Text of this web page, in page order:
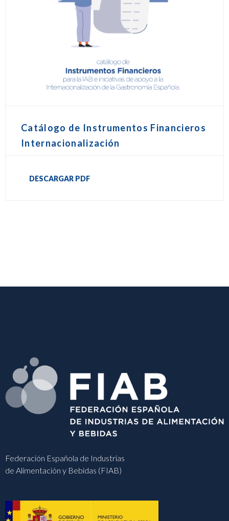
Catálogo de Instrumentos Financieros
Internacionalización
DESCARGAR PDF
Federación Española de Industrias
de Alimentación y Bebidas (FIAB)